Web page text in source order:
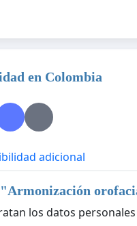
en Colombia
adicional
Armonización
los datos